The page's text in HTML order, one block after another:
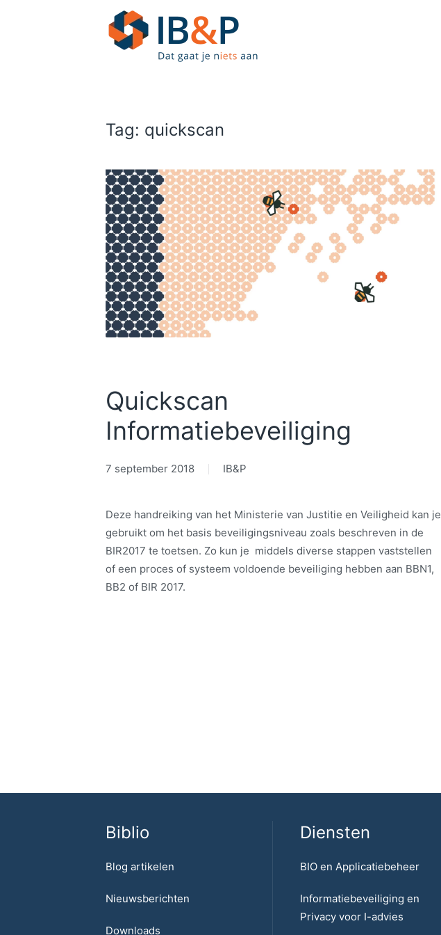
Skip to main content
Tag: quickscan
Quickscan
Informatiebeveiliging
7 september 2018 IB&P
Deze handreiking van het Ministerie van Justitie en Veiligheid kan je
gebruikt om het basis beveiligingsniveau zoals beschreven in de
BIR2017 te toetsen. Zo kun je middels diverse stappen vaststellen
of een proces of systeem voldoende beveiliging hebben aan BBN1,
BB2 of BIR 2017.
Biblio
Blog artikelen
Nieuwsberichten
Downloads
Diensten
BIO en Applicatiebeheer
Informatiebeveiliging en
Privacy voor I-advies